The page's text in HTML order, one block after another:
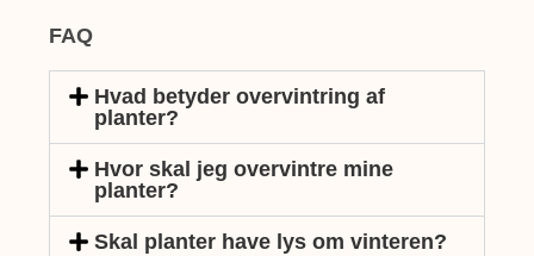
FAQ
Hvad betyder overvintring af
planter?
Hvor skal jeg overvintre mine
planter?
Skal planter have lys om vinteren?